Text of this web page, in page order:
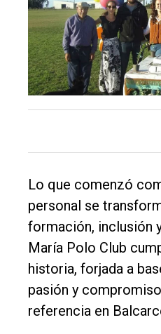
El
único
DIARIO
Inicio
Tendencia
Int.
General
Política
Cultura
Lo que comenzó
personal se
formación, inclusión
María Polo Club
historia, forjada a
pasión y
referencia en